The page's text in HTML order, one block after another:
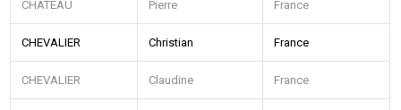
CHATEAU Pierre France
CHEVALIER Christian France
CHEVALIER Claudine France